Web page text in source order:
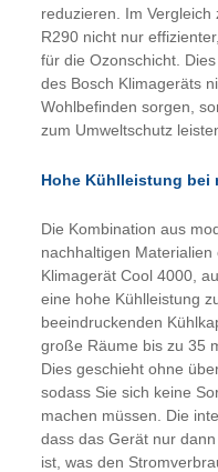
reduzieren. Im
R290 nicht nur
für die Ozonschicht.
des Bosch Klimageräts
Wohlbefinden sorgen,
zum Umweltschutz
Hohe Kühlleistung bei
Die Kombination aus
nachhaltigen
Klimagerät Cool 4000,
eine hohe Kühlleistung
beeindruckenden
große Räume bis zu 35
Dies geschieht ohne
sodass Sie sich keine
machen müssen. Die
dass das Gerät nur
ist, was den